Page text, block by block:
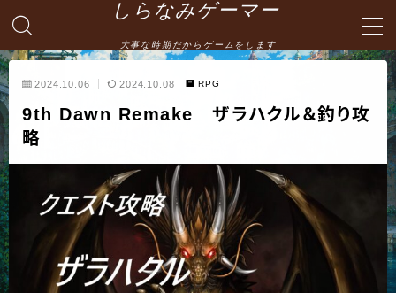
しらなみゲーマー
大事な時期だからゲームをします
MENU
English
お問い合わせ
プライバシーポリシー・免責事項
2024.10.06 2024.10.08 RPG
9th Dawn Remake ザラハクル＆釣り攻
略